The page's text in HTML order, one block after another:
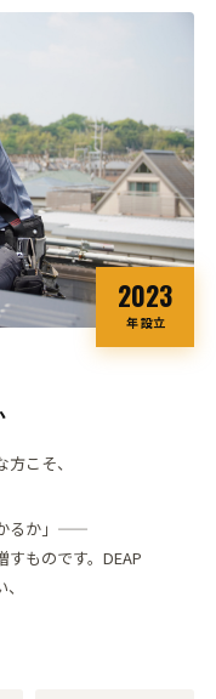
2023
年 設立
こそ、
かるか」——
すものです。 DEAP